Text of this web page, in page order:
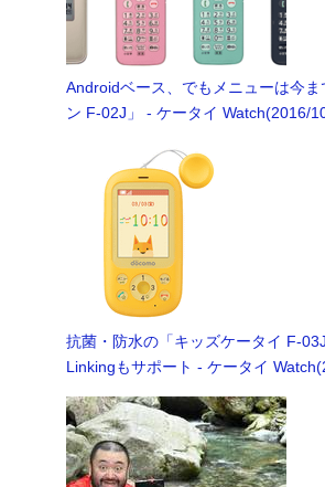
Androidベース、でもメニューは今
ン F-02J」 - ケータイ Watch(2016/
抗菌・防水の「キッズケータイ F-
Linkingもサポート - ケータイ